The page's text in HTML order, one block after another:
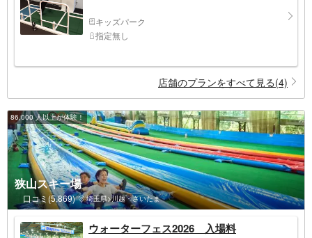
キッズパーク
指定無し
店舗のプランをすべて見る(4)
86,000 人以上が体験！
狭山スキー場
口コミ(5,869) 埼玉県>川越・さいたま
ウォーターフェス2026 入場料